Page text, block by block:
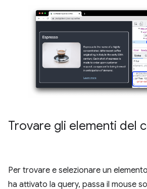
Trovare gli elementi del
Per trovare e selezionare un
ha attivato la query, passa il mouse